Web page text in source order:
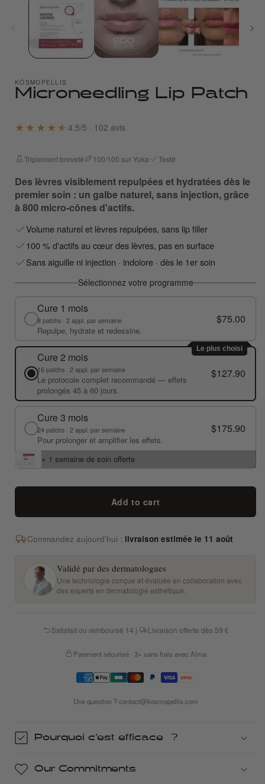
KÓSMOPELLIS
Microneedling Lip Patch
4,5/5 · 102 avis
Triplement breveté 100/100 sur Yuka Testé
Des lèvres visiblement repulpées et hydratées dès le
premier soin : un galbe naturel, sans injection, grâce
à 800 micro-cônes d'actifs.
Volume naturel et lèvres repulpées, sans lip filler
100 % d'actifs au cœur des lèvres, pas en surface
Sans aiguille ni injection · indolore · dès le 1er soin
Sélectionnez votre programme
Cure 1 mois
8 patchs · 2 appl. par semaine
Repulpe, hydrate et redessine.
$75.00
Le plus choisi
Cure 2 mois
16 patchs · 2 appl. par semaine
Le protocole complet recommandé — effets
prolongés 45 à 60 jours.
$127.90
Cure 3 mois
24 patchs · 2 appl. par semaine
Pour prolonger et amplifier les effets.
$175.90
+ 1 semaine de soin offerte
Add to cart
Commandez aujourd'hui : livraison estimée le 11 août
Validé par des dermatologues
Une technologie conçue et évaluée en collaboration avec
des experts en dermatologie esthétique.
Satisfait ou remboursé 14 j Livraison offerte dès 59 €
Paiement sécurisé · 3× sans frais avec Alma
Une question ?contact@kosmopellis.com
Pourquoi c'est efficace ?
Our Commitments